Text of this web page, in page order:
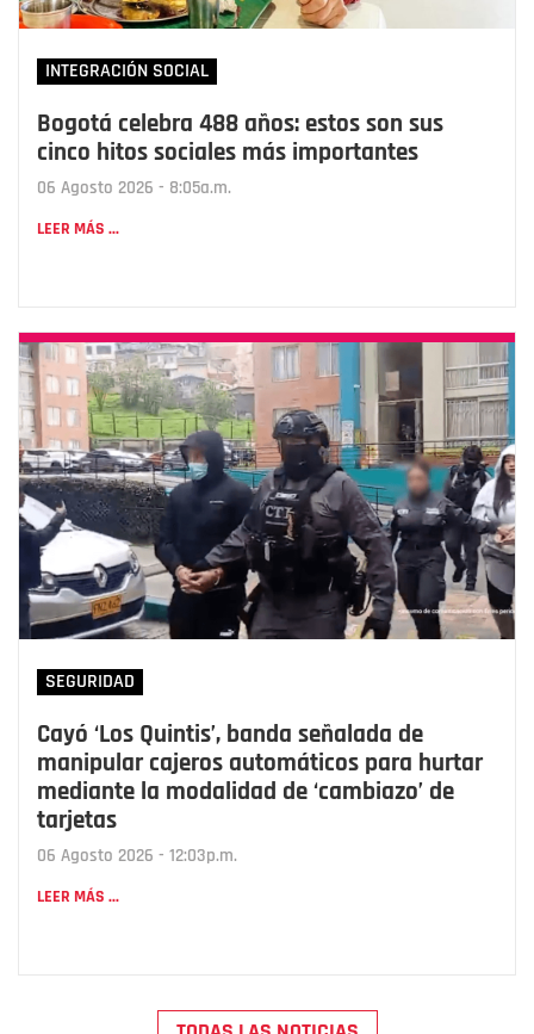
INTEGRACIÓN SOCIAL
Bogotá celebra 488 años: estos son sus
cinco hitos sociales más importantes
06 Agosto 2026 - 8:05a.m.
LEER MÁS ...
SEGURIDAD
Cayó ‘Los Quintis’, banda señalada de
manipular cajeros automáticos para hurtar
mediante la modalidad de ‘cambiazo’ de
tarjetas
06 Agosto 2026 - 12:03p.m.
LEER MÁS ...